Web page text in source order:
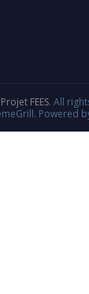
Projet FEES. All
Powered